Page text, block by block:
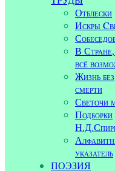
Отблески
Искры
В Стране,
всё
Жизнь без
смерти
Светочи
Подборки
указатель
ПОЭЗИЯ